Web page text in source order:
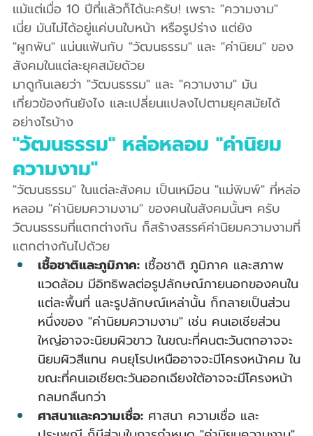
แม้แต่เมื่อ 10 ปีที่แล้วก็ได้นะครับ! เพราะ "ความงาม"
เนี่ย มันไม่ได้อยู่แค่บนใบหน้า หรือรูปร่าง แต่ยัง
"ผูกพัน" แน่นแฟ้นกับ "วัฒนธรรม" และ "ค่านิยม" ของ
สังคมในแต่ละยุคสมัยด้วย
มาดูกันเลยว่า "วัฒนธรรม" และ "ความงาม" มัน
เกี่ยวข้องกันยังไง และเปลี่ยนแปลงไปตามยุคสมัยได้
อย่างไรบ้าง
"วัฒนธรรม" หล่อหลอม "ค่านิยม
ความงาม"
"วัฒนธรรม" ในแต่ละสังคม เป็นเหมือน "แม่พิมพ์" ที่หล่อ
หลอม "ค่านิยมความงาม" ของคนในสังคมนั้นๆ ครับ
วัฒนธรรมที่แตกต่างกัน ก็สร้างสรรค์ค่านิยมความงามที่
แตกต่างกันไปด้วย
เชื้อชาติและภูมิภาค: เชื้อชาติ ภูมิภาค และสภาพ
แวดล้อม มีอิทธิพลต่อรูปลักษณ์ภายนอกของคนใน
แต่ละพื้นที่ และรูปลักษณ์เหล่านั้น ก็กลายเป็นส่วน
หนึ่งของ "ค่านิยมความงาม" เช่น คนเอเชียส่วน
ใหญ่อาจจะนิยมผิวขาว ในขณะที่คนตะวันตกอาจจะ
นิยมผิวสีแทน คนยุโรปเหนืออาจจะมีโครงหน้าคม ใน
ขณะที่คนเอเชียตะวันออกเฉียงใต้อาจจะมีโครงหน้า
กลมกลืนกว่า
ศาสนาและความเชื่อ: ศาสนา ความเชื่อ และ